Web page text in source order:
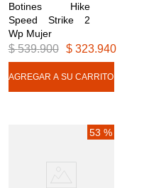
Botines Hike
Speed Strike 2
Wp Mujer
$ 539.900 $ 323.940
53 %